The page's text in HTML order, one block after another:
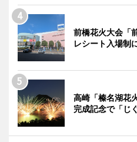
前橋花火大会「
レシート入場制
高崎「榛名湖花
完成記念で「じ